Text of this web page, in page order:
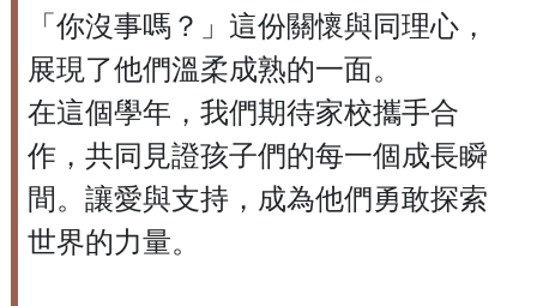
「你沒事嗎？」這份關懷與同理心，
展現了他們溫柔成熟的一面。
在這個學年，我們期待家校攜手合
作，共同見證孩子們的每一個成長瞬
間。讓愛與支持，成為他們勇敢探索
世界的力量。